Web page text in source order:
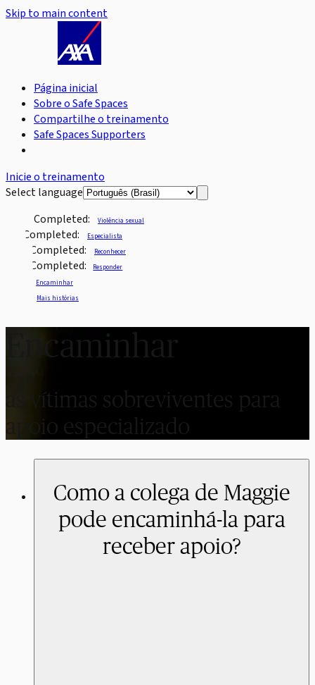
Skip to main content
Página inicial
Sobre o Safe Spaces
Compartilhe o treinamento
Safe Spaces Supporters
Inicie o treinamento
Select language
Completed:
Violência sexual
Completed: Especialista
Completed: Reconhecer
Completed:
Responder
Encaminhar
Mais histórias
Como a colega de Maggie
pode encaminhá-la para
receber apoio?